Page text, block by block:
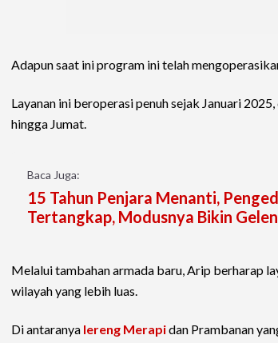
Adapun saat ini program ini telah
Layanan ini beroperasi penuh sejak Januari
hingga Jumat.
Baca Juga:
15 Tahun Penjara Menanti,
Tertangkap, Modusnya Bikin
Melalui tambahan armada baru, Arip berharap
wilayah yang lebih luas.
Di antaranya lereng Merapidan Prambanan